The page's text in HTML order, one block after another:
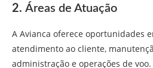
2. Áreas de Atuação
A Avianca oferece oportunidades
atendimento ao cliente,
administração e operações de voo.